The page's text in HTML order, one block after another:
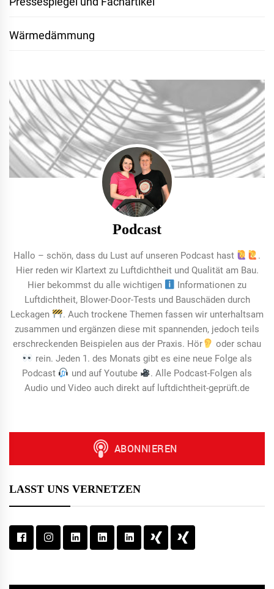
Wärmedämmung
Podcast
Hallo – schön, dass du Lust auf unseren Podcast hast
.
Hier reden wir Klartext zu Luftdichtheit und Qualität am Bau.
Hier bekommst du alle wichtigen
Informationen zu
Luftdichtheit, Blower-Door-Tests und Bauschäden durch
Leckagen
. Auch trockene Themen fassen wir unterhaltsam
zusammen und ergänzen diese mit spannenden, jedoch teils
erschreckenden Beispielen aus der Praxis. Hör
oder schau
rein. Jeden 1. des Monats gibt es eine neue Folge als
Podcast
und auf Youtube
. Alle Podcast-Folgen als
Audio und Video auch direkt auf luftdichtheit-geprüft.de
LASST UNS VERNETZEN